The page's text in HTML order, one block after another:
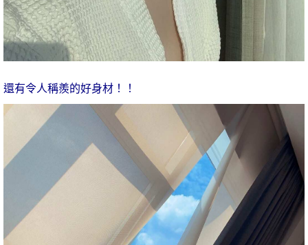
還有令人稱羨的好身材！！